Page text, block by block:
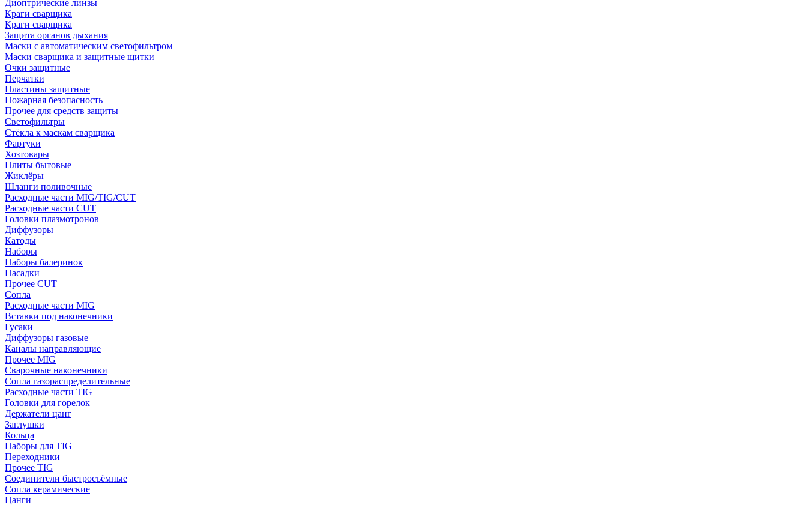
Диоптрические линзы
Краги сварщика
Краги сварщика
Защита органов дыхания
Маски с автоматическим светофильтром
Маски сварщика и защитные щитки
Очки защитные
Перчатки
Пластины защитные
Пожарная безопасность
Прочее для средств защиты
Светофильтры
Стёкла к маскам сварщика
Фартуки
Хозтовары
Плиты бытовые
Жиклёры
Шланги поливочные
Расходные части MIG/TIG/CUT
Расходные части CUT
Головки плазмотронов
Диффузоры
Катоды
Наборы
Наборы балеринок
Насадки
Прочее CUT
Сопла
Расходные части MIG
Вставки под наконечники
Гусаки
Диффузоры газовые
Каналы направляющие
Прочее MIG
Сварочные наконечники
Сопла газораспределительные
Расходные части TIG
Головки для горелок
Держатели цанг
Заглушки
Кольца
Наборы для TIG
Переходники
Прочее TIG
Соединители быстросъёмные
Сопла керамические
Цанги